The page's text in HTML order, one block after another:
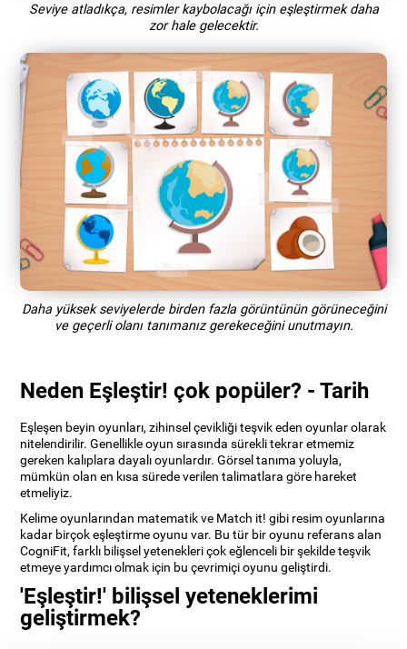
Seviye atladıkça, resimler kaybolacağı için eşleştirmek daha
zor hale gelecektir.
Daha yüksek seviyelerde birden fazla görüntünün görüneceğini
ve geçerli olanı tanımanız gerekeceğini unutmayın.
Neden Eşleştir! çok popüler? - Tarih
Eşleşen beyin oyunları, zihinsel çevikliği teşvik eden oyunlar olarak
nitelendirilir. Genellikle oyun sırasında sürekli tekrar etmemiz
gereken kalıplara dayalı oyunlardır. Görsel tanıma yoluyla,
mümkün olan en kısa sürede verilen talimatlara göre hareket
etmeliyiz.
Kelime oyunlarından matematik ve Match it! gibi resim oyunlarına
kadar birçok eşleştirme oyunu var. Bu tür bir oyunu referans alan
CogniFit, farklı bilişsel yetenekleri çok eğlenceli bir şekilde teşvik
etmeye yardımcı olmak için bu çevrimiçi oyunu geliştirdi.
'Eşleştir!' bilişsel yeteneklerimi
geliştirmek?